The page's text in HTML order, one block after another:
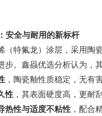
安全与耐用的新标杆
（特氟龙）涂层，采用陶
步。鑫赑优选分析认为，
，陶瓷釉性质稳定，无有
性 ，其表面硬度高，更耐
热性与适度不粘性 ，配合